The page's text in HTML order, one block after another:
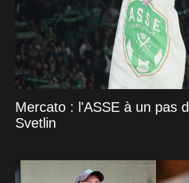
Mercato : l'ASSE à un pas
Svetlin